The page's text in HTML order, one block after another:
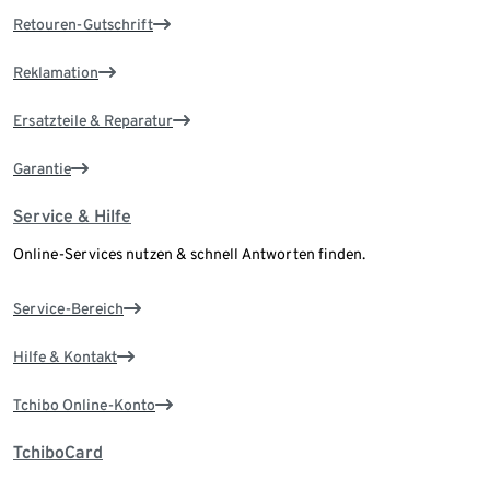
Retouren-Gutschrift
Reklamation
Ersatzteile & Reparatur
Garantie
Service & Hilfe
Online-Services nutzen & schnell Antworten finden.
Service-Bereich
Hilfe & Kontakt
Tchibo Online-Konto
TchiboCard